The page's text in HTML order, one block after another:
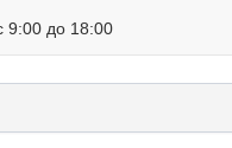
9:00 до 18:00